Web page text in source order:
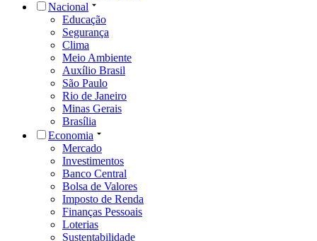
Nacional
Educação
Segurança
Clima
Meio Ambiente
Auxílio Brasil
São Paulo
Rio de Janeiro
Minas Gerais
Brasília
Economia
Mercado
Investimentos
Banco Central
Bolsa de Valores
Imposto de Renda
Finanças Pessoais
Loterias
Sustentabilidade